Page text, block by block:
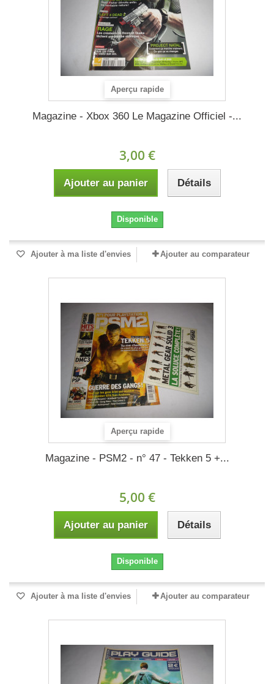
Aperçu rapide
Magazine - Xbox 360 Le Magazine Officiel -...
3,00 €
Ajouter au panier Détails
Disponible
Ajouter à ma liste d'envies Ajouter au comparateur
Aperçu rapide
Magazine - PSM2 - n° 47 - Tekken 5 +...
5,00 €
Ajouter au panier Détails
Disponible
Ajouter à ma liste d'envies Ajouter au comparateur